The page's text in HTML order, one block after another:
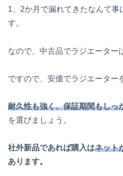
1、2か月で漏れてきたなんて事
す。
なので、中古品でラジエーター
ですので、安価でラジエーター
耐久性も強く、保証期間もしっ
を選びましょう。
社外新品であれば購入はネット
あります。